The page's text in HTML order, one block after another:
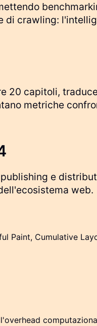
di crawling:
20 capitoli,
metriche
e
web.
Paint, Cumulative